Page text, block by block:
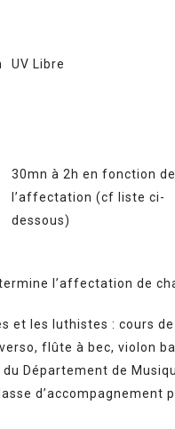
UV Libre
30mn à 2h en fonction de
l’affectation (cf liste ci-
dessous)
l’affectation de
et les luthistes : cours
flûte à bec, violon
du Département de
d’accompagnement